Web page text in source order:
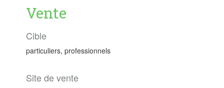
Vente
Cible
particuliers, professionnels
Site de vente